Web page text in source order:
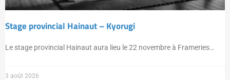
Stage provincial Hainaut – Kyorugi
Le stage provincial Hainaut aura lieu le 22 novembre à Frameries…
3 août 2026